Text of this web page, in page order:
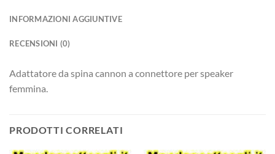
INFORMAZIONI AGGIUNTIVE
RECENSIONI (0)
Adattatore da spina cannon a connettore per speaker
femmina.
PRODOTTI CORRELATI